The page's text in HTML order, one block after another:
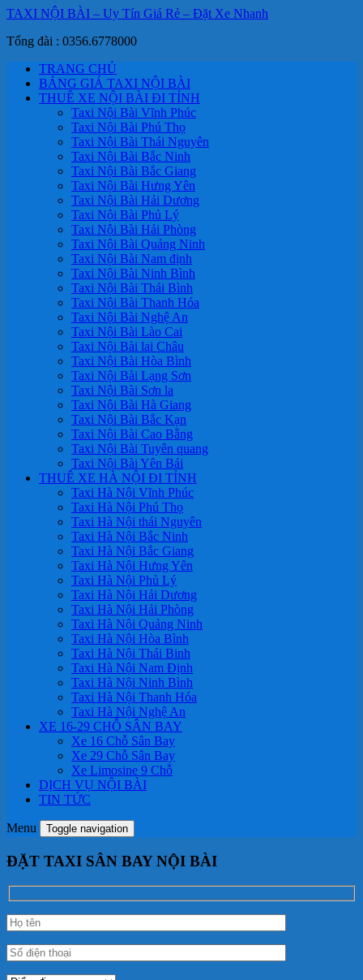
TAXI NỘI BÀI – Uy Tín Giá Rẻ – Đặt Xe Nhanh
Tổng đài : 0356.6778000
TRANG CHỦ
BẢNG GIÁ TAXI NỘI BÀI
THUÊ XE NỘI BÀI ĐI TỈNH
Taxi Nội Bài Vĩnh Phúc
Taxi Nội Bài Phú Thọ
Taxi Nội Bài Thái Nguyên
Taxi Nội Bài Bắc Ninh
Taxi Nội Bài Bắc Giang
Taxi Nội Bài Hưng Yên
Taxi Nội Bài Hải Dương
Taxi Nội Bài Phủ Lý
Taxi Nội Bài Hải Phòng
Taxi Nội Bài Quảng Ninh
Taxi Nội Bài Nam định
Taxi Nội Bài Ninh Bình
Taxi Nội Bài Thái Bình
Taxi Nội Bài Thanh Hóa
Taxi Nội Bài Nghệ An
Taxi Nội Bài Lào Cai
Taxi Nội Bài lai Châu
Taxi Nội Bài Hòa Bình
Taxi Nội Bài Lạng Sơn
Taxi Nội Bài Sơn la
Taxi Nội Bài Hà Giang
Taxi Nội Bài Bắc Kạn
Taxi Nội Bài Cao Bằng
Taxi Nội Bài Tuyên quang
Taxi Nội Bài Yên Bái
THUÊ XE HÀ NỘI ĐI TỈNH
Taxi Hà Nội Vĩnh Phúc
Taxi Hà Nội Phú Thọ
Taxi Hà Nội thái Nguyên
Taxi Hà Nội Bắc Ninh
Taxi Hà Nội Bắc Giang
Taxi Hà Nội Hưng Yên
Taxi Hà Nội Phủ Lý
Taxi Hà Nội Hải Dương
Taxi Hà Nội Hải Phòng
Taxi Hà Nội Quảng Ninh
Taxi Hà Nội Hòa Bình
Taxi Hà Nội Thái Binh
Taxi Hà Nội Nam Định
Taxi Hà Nội Ninh Bình
Taxi Hà Nội Thanh Hóa
Taxi Hà Nội Nghệ An
XE 16-29 CHỖ SÂN BAY
Xe 16 Chỗ Sân Bay
Xe 29 Chỗ Sân Bay
Xe Limosine 9 Chỗ
DỊCH VỤ NỘI BÀI
TIN TỨC
Menu Toggle navigation
ĐẶT TAXI SÂN BAY NỘI BÀI